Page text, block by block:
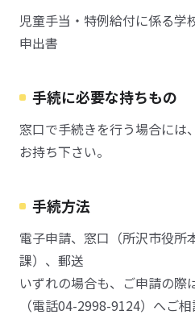
児童手当・特例給付に係る学
申出書
手続に必要な持ちもの
窓口で手続きを行う場合には
お持ち下さい。
手続方法
電子申請、窓口（所沢市役
課）、郵送
いずれの場合も、ご申請の際
（電話04-2998-9124）へご相